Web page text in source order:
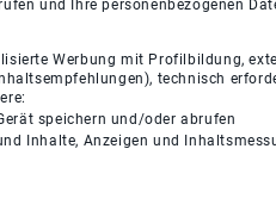
und Ihre personenbezogenen
Werbung mit Profilbildung,
technisch
speichern und/oder abrufen
Inhalte, Anzeigen und